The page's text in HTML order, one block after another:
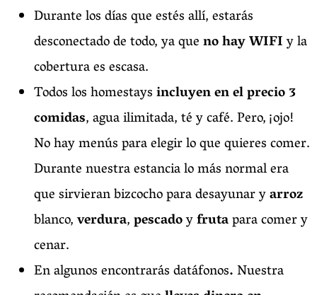
Durante los días que estés allí, estarás
desconectado de todo, ya queno hay WIFIy la
cobertura es escasa.
Todos los homestaysincluyen en el precio 3
comidas, agua ilimitada, té y café. Pero, ¡ojo!
No hay menús para elegir lo que quieres comer.
Durante nuestra estancia lo más normal era
que sirvieran bizcocho para desayunar yarroz
blanco,verdura,pescadoyfrutapara comer y
cenar.
En algunos encontrarás datáfonos.Nuestra